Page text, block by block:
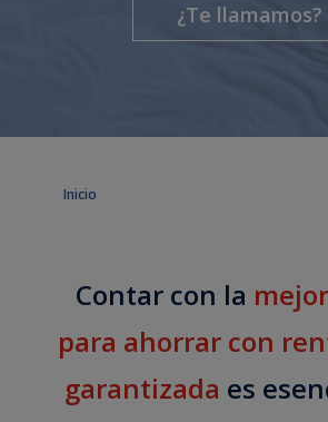
¿Te llamamos?
Inicio
Contar con la
para ahorrar con
garantizada es